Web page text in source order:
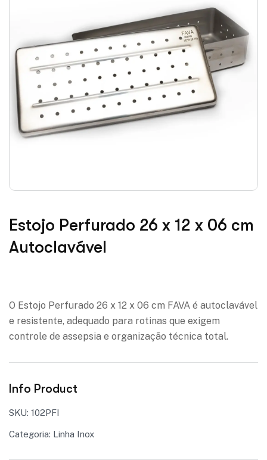
Estojo Perfurado 26 x 12 x 06 cm
Autoclavável
O Estojo Perfurado 26 x 12 x 06 cm FAVA é autoclavável
e resistente, adequado para rotinas que exigem
controle de assepsia e organização técnica total.
Info Product
SKU: 102PFI
Categoria: Linha Inox